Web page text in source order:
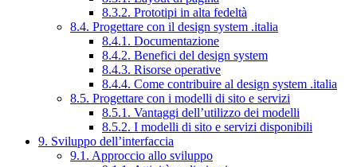
8.3.2. Prototipi in alta fedeltà
8.4. Progettare con il design system .italia
8.4.1. Documentazione
8.4.2. Benefici del design system
8.4.3. Risorse operative
8.4.4. Come contribuire al design system .italia
8.5. Progettare con i modelli di sito e servizi
8.5.1. Vantaggi dell’utilizzo dei modelli
8.5.2. I modelli di sito e servizi disponibili
9. Sviluppo dell’interfaccia
9.1. Approccio allo sviluppo